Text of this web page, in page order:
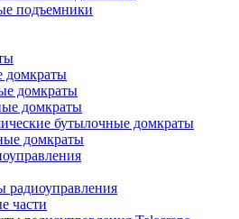
подъемники
домкраты
домкраты
домкраты
бутылочные домкраты
домкраты
радиоуправления
части